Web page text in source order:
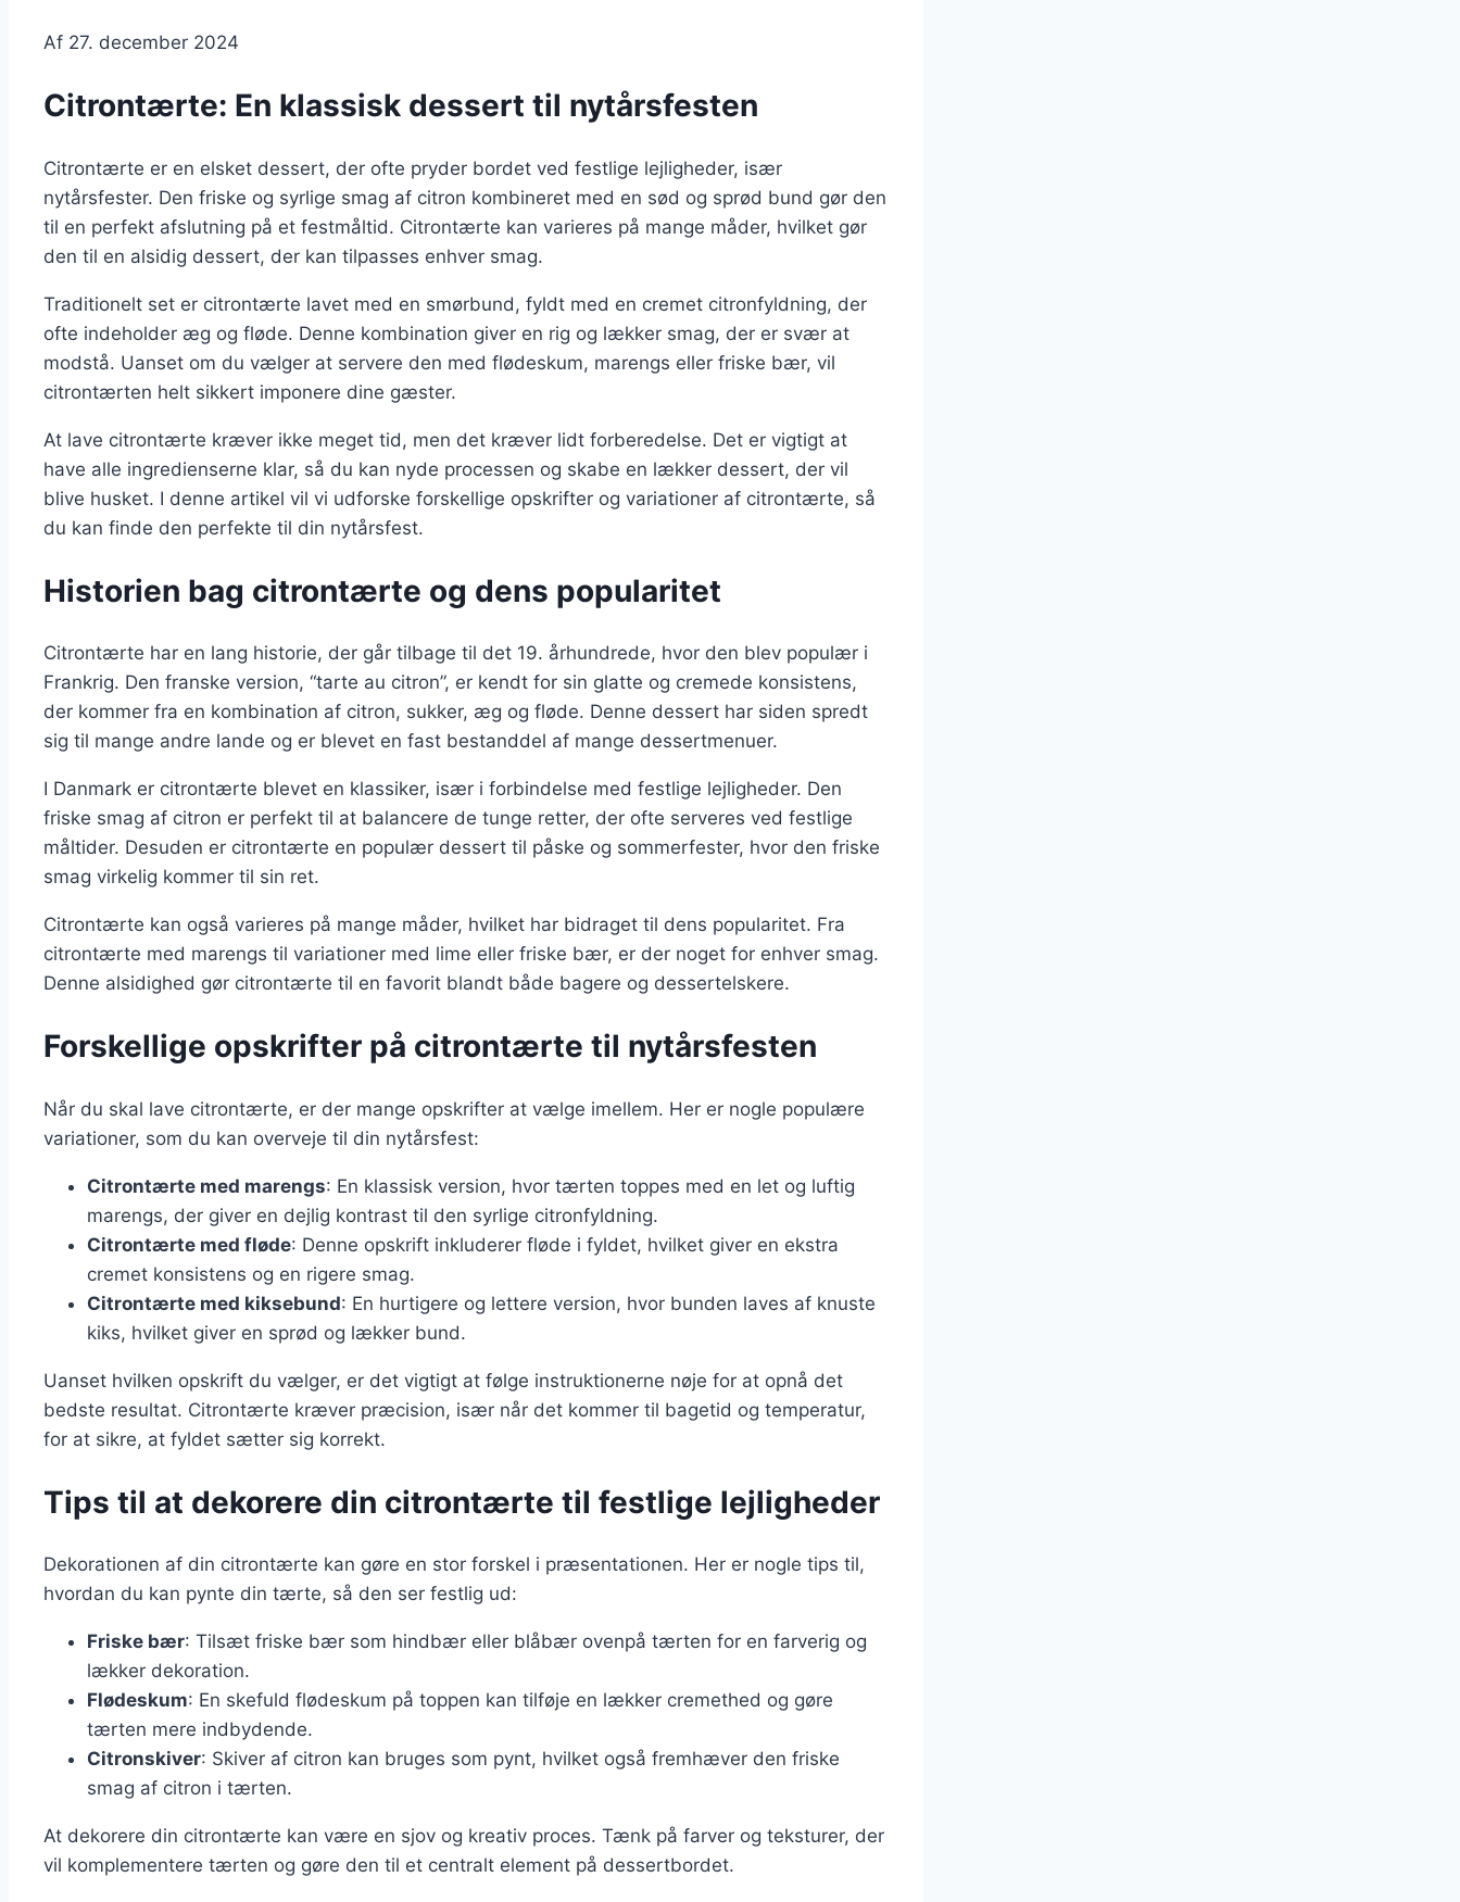
Af 27. december 2024
Citrontærte: En klassisk dessert til nytårsfesten
Citrontærte er en elsket dessert, der ofte pryder bordet ved festlige lejligheder, især
nytårsfester. Den friske og syrlige smag af citron kombineret med en sød og sprød bund gør den
til en perfekt afslutning på et festmåltid. Citrontærte kan varieres på mange måder, hvilket gør
den til en alsidig dessert, der kan tilpasses enhver smag.
Traditionelt set er citrontærte lavet med en smørbund, fyldt med en cremet citronfyldning, der
ofte indeholder æg og fløde. Denne kombination giver en rig og lækker smag, der er svær at
modstå. Uanset om du vælger at servere den med flødeskum, marengs eller friske bær, vil
citrontærten helt sikkert imponere dine gæster.
At lave citrontærte kræver ikke meget tid, men det kræver lidt forberedelse. Det er vigtigt at
have alle ingredienserne klar, så du kan nyde processen og skabe en lækker dessert, der vil
blive husket. I denne artikel vil vi udforske forskellige opskrifter og variationer af citrontærte, så
du kan finde den perfekte til din nytårsfest.
Historien bag citrontærte og dens popularitet
Citrontærte har en lang historie, der går tilbage til det 19. århundrede, hvor den blev populær i
Frankrig. Den franske version, “tarte au citron”, er kendt for sin glatte og cremede konsistens,
der kommer fra en kombination af citron, sukker, æg og fløde. Denne dessert har siden spredt
sig til mange andre lande og er blevet en fast bestanddel af mange dessertmenuer.
I Danmark er citrontærte blevet en klassiker, især i forbindelse med festlige lejligheder. Den
friske smag af citron er perfekt til at balancere de tunge retter, der ofte serveres ved festlige
måltider. Desuden er citrontærte en populær dessert til påske og sommerfester, hvor den friske
smag virkelig kommer til sin ret.
Citrontærte kan også varieres på mange måder, hvilket har bidraget til dens popularitet. Fra
citrontærte med marengs til variationer med lime eller friske bær, er der noget for enhver smag.
Denne alsidighed gør citrontærte til en favorit blandt både bagere og dessertelskere.
Forskellige opskrifter på citrontærte til nytårsfesten
Når du skal lave citrontærte, er der mange opskrifter at vælge imellem. Her er nogle populære
variationer, som du kan overveje til din nytårsfest:
Citrontærte med marengs: En klassisk version, hvor tærten toppes med en let og luftig
marengs, der giver en dejlig kontrast til den syrlige citronfyldning.
Citrontærte med fløde: Denne opskrift inkluderer fløde i fyldet, hvilket giver en ekstra
cremet konsistens og en rigere smag.
Citrontærte med kiksebund: En hurtigere og lettere version, hvor bunden laves af knuste
kiks, hvilket giver en sprød og lækker bund.
Uanset hvilken opskrift du vælger, er det vigtigt at følge instruktionerne nøje for at opnå det
bedste resultat. Citrontærte kræver præcision, især når det kommer til bagetid og temperatur,
for at sikre, at fyldet sætter sig korrekt.
Tips til at dekorere din citrontærte til festlige lejligheder
Dekorationen af din citrontærte kan gøre en stor forskel i præsentationen. Her er nogle tips til,
hvordan du kan pynte din tærte, så den ser festlig ud:
Friske bær: Tilsæt friske bær som hindbær eller blåbær ovenpå tærten for en farverig og
lækker dekoration.
Flødeskum: En skefuld flødeskum på toppen kan tilføje en lækker cremethed og gøre
tærten mere indbydende.
Citronskiver: Skiver af citron kan bruges som pynt, hvilket også fremhæver den friske
smag af citron i tærten.
At dekorere din citrontærte kan være en sjov og kreativ proces. Tænk på farver og teksturer, der
vil komplementere tærten og gøre den til et centralt element på dessertbordet.